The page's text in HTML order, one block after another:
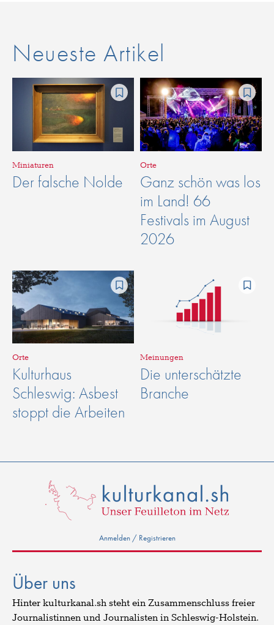
Neueste Artikel
Miniaturen
Der falsche Nolde
Orte
Ganz schön was los
im Land! 66
Festivals im August
2026
Orte
Kulturhaus
Schleswig: Asbest
stoppt die Arbeiten
Meinungen
Die unterschätzte
Branche
Anmelden / Registrieren
Über uns
Hinter kulturkanal.sh steht ein Zusammenschluss freier
Journalistinnen und Journalisten in Schleswig-Holstein.